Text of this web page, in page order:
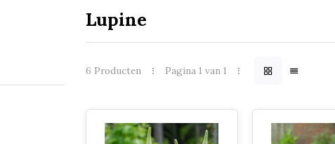
Lupine
6 Producten Pagina 1 van 1